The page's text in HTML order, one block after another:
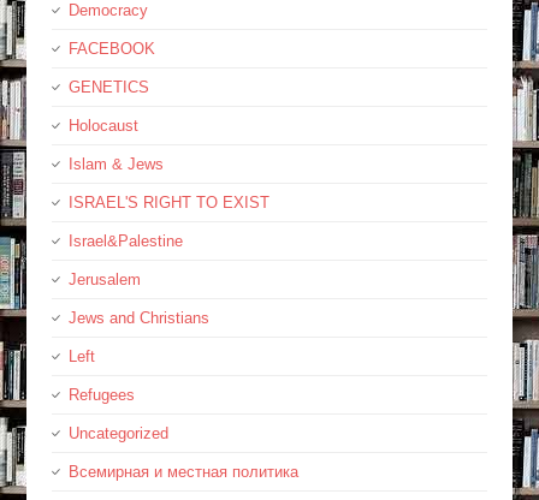
Democracy
FACEBOOK
GENETICS
Holocaust
Islam & Jews
ISRAEL'S RIGHT TO EXIST
Israel&Palestine
Jerusalem
Jews and Christians
Left
Refugees
Uncategorized
Всемирная и местная политика